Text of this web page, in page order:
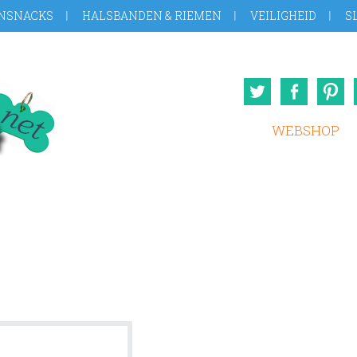
HALSBANDEN & RIEMEN VEILIGHEID
Twitter
WEBSHOP